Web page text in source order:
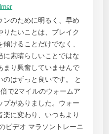
ンのために明るく、早め
りたいことは、ブレイク
けることだけでなく、
に素晴らしいことではな
まり興奮していませんで
のはずっと良いです。 と
で2マイルのウォームア
プがありました。ウォー
楽に変わり、いつもより
ビデオ マラソントレーニ